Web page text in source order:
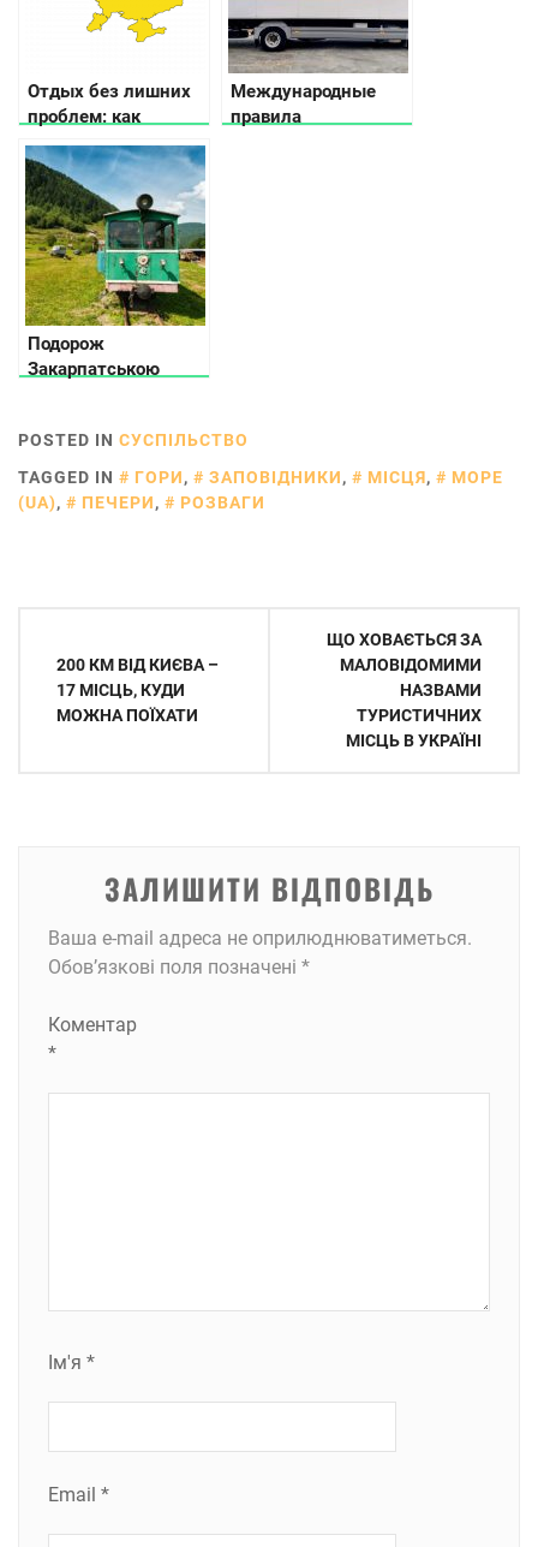
Отдых без лишних
проблем: как
подготовиться?
Международные
правила
Подорож
Закарпатською
POSTED IN СУСПІЛЬСТВО
TAGGED IN
ГОРИ, ЗАПОВІДНИКИ, МІСЦЯ,
МОРЕ
(UA), ПЕЧЕРИ, РОЗВАГИ
записів
200 КМ ВІД КИЄВА –
17 МІСЦЬ, КУДИ
МОЖНА ПОЇХАТИ
ЩО ХОВАЄТЬСЯ ЗА
МАЛОВІДОМИМИ
НАЗВАМИ
ТУРИСТИЧНИХ
МІСЦЬ В УКРАЇНІ
ЗАЛИШИТИ ВІДПОВІДЬ
Ваша e-mail адреса не оприлюднюватиметься.
Обов’язкові поля позначені *
Коментар
*
Ім'я *
Email *